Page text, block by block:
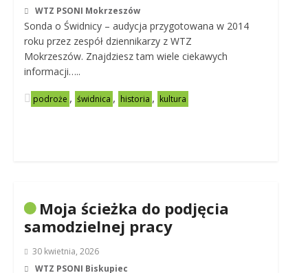
WTZ PSONI Mokrzeszów
Sonda o Świdnicy – audycja przygotowana w 2014
roku przez zespół dziennikarzy z WTZ
Mokrzeszów. Znajdziesz tam wiele ciekawych
informacji…..
podroże , świdnica , historia , kultura
Moja ścieżka do podjęcia
samodzielnej pracy
30 kwietnia, 2026
WTZ PSONI Biskupiec